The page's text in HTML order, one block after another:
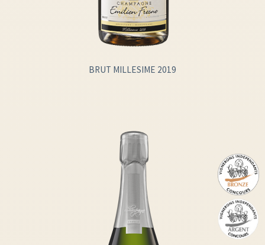
BRUT MILLESIME 2019